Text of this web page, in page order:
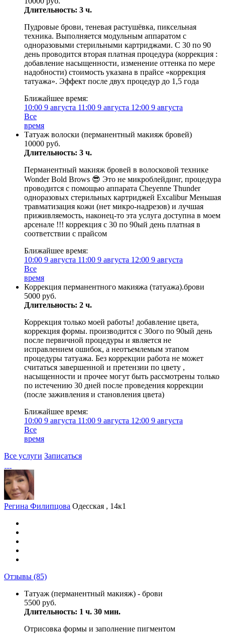
Длительность: 3 ч.
Пудровые брови, теневая растушёвка, пиксельная
техника. Выполняется модульным аппаратом с
одноразовыми стерильными картриджами. С 30 по 90
день проводится вторая платная процедура (коррекция :
добавление насыщенности, изменение оттенка по мере
надобности) стоимость указана в прайсе «коррекция
татуажа». Эффект после двух процедур до 1,5 года
Ближайшее время:
10:00 9 августа 11:00 9 августа 12:00 9 августа
Все
время
Татуаж волоски (перманентный макияж бровей)
10000 руб.
Длительность: 3 ч.
Перманентный макияж бровей в волосковой технике
Wonder Bold Brows 😎 Это не микроблейдинг, процедура
проводится с помощью аппарата Cheyenne Thunder
одноразовых стерильных картриджей Excalibur Меньшая
травматизация кожи (нет микро-надрезов) и лучшая
приживляемость, наконец-то эта услуга доступна в моем
арсенале !!! коррекция с 30 по 90ый день платная в
соответствии с прайсом
Ближайшее время:
10:00 9 августа 11:00 9 августа 12:00 9 августа
Все
время
Коррекция перманентного макияжа (татуажа).брови
5000 руб.
Длительность: 2 ч.
Коррекция только моей работы! добавление цвета,
коррекция формы. производится с 30ого по 90ый день
после первичной процедуры и является не
исправлением ошибок, а неотъемлемым этапом
процедуры татуажа. Без коррекции работа не может
считаться завершенной и претензии по цвету ,
насыщенности и прочее могут быть рассмотрены только
по истечению 30 дней после проведения коррекции
(после заживления и становления цвета)
Ближайшее время:
10:00 9 августа 11:00 9 августа 12:00 9 августа
Все
время
Все услуги Записаться
Регина Филипцова Одесская , 14к1
Отзывы (85)
Татуаж (перманентный макияж) - брови
5500 руб.
Длительность: 1 ч. 30 мин.
Отрисовка формы и заполнение пигментом